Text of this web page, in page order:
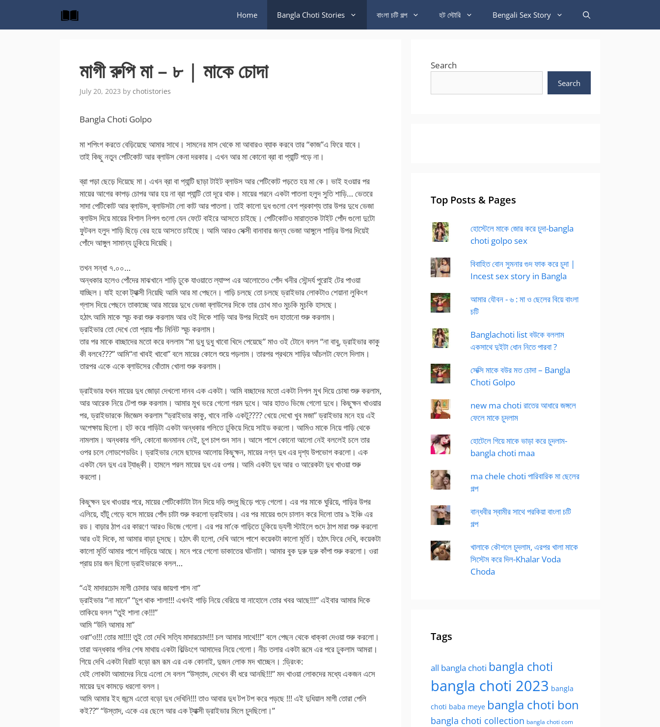
content
Home Bangla Choti Stories বাংলা চটি গল্প হট স্টোরি Bengali Sex Story
মাগী রুপি মা – ৮ | মাকে চোদা
July 20, 2023 by chotistories
Bangla Choti Golpo
মা শপিংগ করতে বেড়িয়েছে আমার সাথে। সামনের মাস থেকে মা আবারও ব্যাক করবে তার “কাজ”এ ফিরে যাবে।
তাই কিছু নতুন পেটিকোট আর ব্লাউস কেনা দরকার। এখন আর মা কোনো ব্রা বা প্যান্টি পড়ে না।
ব্রা পড়া ছেড়ে দিয়েছে মা। এখন ব্রা বা প্যান্টি ছাড়া টাইট ব্লাউস আর পেটিকোট পড়তে হয় মা কে। ভাই হওয়ার পর
মায়ের আগের কাপড় চোপর আর হয় না ব্রা প্যান্টি তো দূরে থাক। মায়ের পরনে একটা পাতলা হলুদ সুতি শাড়ি… ভেতরে
সাদা পেটিকোট আর ব্লাউস, ব্লাউসটা লো কাট আর পাতলা। তাই কালো দুধ গুলো বেশ প্রকাশ্য তার উপর দুধে ভেজা
ব্লাউস দিয়ে মায়ের বিশাল নিপল গুলো যেন ফেটে বাইরে আসতে চাইছে। পেটিকোটও মারাত্তক টাইট পোঁদ গুলো দুটো
ফুটবল হলুদ শাড়ি ছিড়ে বের হয়ে আসতে চাইছে। আমি আরও সেক্সী বানাবার জন্য ভেজা আঙ্গুলে শাড়ির উপর দিয়েই
পোঁদে আঙ্গুল সামান্য ঢুকিয়ে দিয়েছি।
তখন সন্ধা ৭.০০…
অন্ধকার হলেও পোঁদের মাঝখানে শাড়ি ঢুকে যাওয়াতে ল্যাম্প এর আলোতেও পোঁদ খনীর সৌন্দর্য পুরোই টের পাওয়া
যাচ্ছিল। যাই হকো ট্যাক্সী নিয়েছি আমি আর মা পেছনে। গাড়ি চলছে তো চলছে ড্রাইভার লোকটাও শেয়ানা লুকিংগ
গ্লাস দিয়ে পেছনে তাকাচ্ছে আর মায়ের দুধে ভেজা ব্লাউসের দিকে তার চোখ মাও মুচকি মুচকি হাসছে।
হঠাৎ আমি মাকে স্মূচ করা শুরু করলাম আর ওই দিকে শাড়ি আর উপর দিয়েই গুদ হাতানো শুরু করলাম।
ড্রাইভার তো দেখে তো প্রায় পাঁচ মিনিট স্মূচ করলাম।
তার পর মাকে বাচ্ছাদের মতো করে বললাম “মা দুধু দুধু খাবো খিদে পেয়েছে” মাও ওই টোনে বলল “না বাবু, ড্রাইভার কাকু
কী বলবে???” আমি“না খাবই খাবো” বলে মায়ের কোলে শুয়ে পড়লাম। তারপর প্রথমে শাড়ির আঁচলটা ফেলে দিলাম।
তারপর একে একে ব্লাউসের বোঁতাম খোলা শুরু করলাম।
ড্রাইভার যখন মায়ের দুধ জোড়া দেখলো দানব এক একটা। আমি বচ্ছাদের মতো একটা নিপল মুখ দিয়ে চোষা শুরু করলাম,
আর আরেক নিয়ে টেপা শুরু করলাম। আমার মুখ ভরে গেলো গরম দুধে। আর হাতও ভিজে গেলো দুধে। কিছুক্ষন খাওয়ার
পর, ড্রাইভারকে জিজ্ঞেস করলাম “ড্রাইভার কাকু, খাবে নাকি একটু???? খেয়ে দেখো খুব মজা” ড্রাইভার মনে হয় এই
অপেক্ষায় ছিলো। হট করে গাড়িটা একটা অন্ধকার গলিতে ঢুকিয়ে দিয়ে সাইড করলো। আমিও মাকে নিয়ে গাড়ি থেকে
নামলাম। অন্ধকার গলি, কোনো জনমানব নেই, চুপ চাপ শুন সান। আসে পাশে কোনো আলো নেই বললেই চলে তার
ওপর চলে লোডশেডডিং। ড্রাইভার নেমে ছাদের আলোয় কিছুক্ষন, মায়ের নগ্ন দুধ এর দৃশ্য উপভোগ করলো। এক
একটা যেন দুধ এর ট্যাঙ্কী। হামলে পরল মায়ের দুধ এর ওপর। আমি একটা দুধ আর ও আরেকটা দুধ খাওয়া শুরু
করলো।
কিছুক্ষন দুধ খাওয়ার পরে, মায়ের পেটিকোটটা টান দিয়ে দড়ি শুদ্ধু ছিড়ে পড়ে গেলো। এর পর মাকে ঘুরিয়ে, গাড়ির উপর
এলিয়ে, হাঁটু গেড়ে বসে মায়ের পোঁদ চাটা শুরু করলো ড্রাইভার। এর পর মায়ের গুদে চালান করে দিলো তার ৯ ইঞ্চি এর
রড। বাড়ার ঠাপ এর কারণে আরও ভিজে গেলো। এর পর মা’কে গাড়িতে ঢুকিয়ে ড্যগী স্টাইলে গুদে ঠাপ মারা শুরু করলো
আর ওই দিকে, মা আমার বাড়া চুসছে। হঠাৎ কী হলো, দেখি আসে পাশে কয়েকটা কালো মূর্তি। হঠাৎ ফিরে দেখি, কয়েকটা
কালো মূর্তি আমার পাশে দাড়িয়ে আছে। মনে পরে গেলো ডাকাতের ঘটনাটা। আমার বুক দুরু দুরু কাঁপা শুরু করলো। ওরা
প্রায় চার জন ছিলো ড্রাইভারকে বলল…
“এই মাদারচোদ মাগী চোদার আর জায়গা পাস না”
ড্রাইভার “না মানে” “চুপ থাক শালা!!! এখনই গাড়ি নিয়ে বেরিয়ে যা নাহোলে তোর খবর আছে!!!” এইবার আমার দিকে
তাকিয়ে বলল “তুই শালা কে!!!”
আমি “উনি আমার মা”
ওরা“ও!!! তোর মা!!!! তুই তো দেখি সত্যি মাদারচোদ!!! চল আমার সাথে!!!” বলে পেছন থেকে ধাক্কা দেওয়া শুরু করলো।
তারা অন্ধকার গলির শেষ মাথায় একটা বিল্ডিংগে আমাদের নিয়ে গেলো। নীচ তলার একটা রূমে এর পরে ঢুকলাম আমরা।
গিয়ে দেখি একটা বিরাট বড়ো রূম রূম এর এক কোনাই, দুজন লোক মদ খাচ্ছেন। :ড্রিংক:
যেই লোকটা আমাদের নিয়ে এলো সে বলল “উস্তাদ, দেখেন কী ধরে আনছি!!!” মদ খাওয়া লোকদের মধ্যে একজন এসে
মায়ের দুধ কামড়ে ধরলো বলল।
আমি আমার ইহ জন্মে এতো বড়ো দুধ দেখিনি!!! তাও আবার দুধ টপ টপ করে পড়ছে !!! এই দুধিয়াল মাগী তোরা পেলি
কই??” “উস্তাদ, একে এর ছেলে আর এক ট্যাক্সী ড্রাইভার মিলে চুদছিলো।”
Search
Search
Top Posts & Pages
হোস্টেলে মাকে জোর করে চুদা-bangla
choti golpo sex
বিবাহিত বোন সুমনার গুদ ফাক করে চুদা |
Incest sex story in Bangla
আমার যৌবন - ৬ : মা ও ছেলের বিয়ে বাংলা
চটি
Banglachoti list বউকে বললাম
একসাথে দুইটা ধোন নিতে পারবা ?
সেক্সি মাকে বউর মত চোদা – Bangla
Choti Golpo
new ma choti রাতের আধারে জঙ্গলে
ফেলে মাকে চুদলাম
হোটেলে গিয়ে মাকে ভাড়া করে চুদলাম-
bangla choti maa
ma chele choti পারিবারিক মা ছেলের
গল্প
বান্ধবীর স্বামীর সাথে পরকিয়া বাংলা চটি
গল্প
খালাকে কৌশলে চুদলাম, এরপর খালা মাকে
সিস্টেম করে দিল-Khalar Voda
Choda
Tags
all bangla choti bangla choti
bangla choti 2023 bangla
choti baba meye bangla choti bon
bangla choti collection bangla choti com